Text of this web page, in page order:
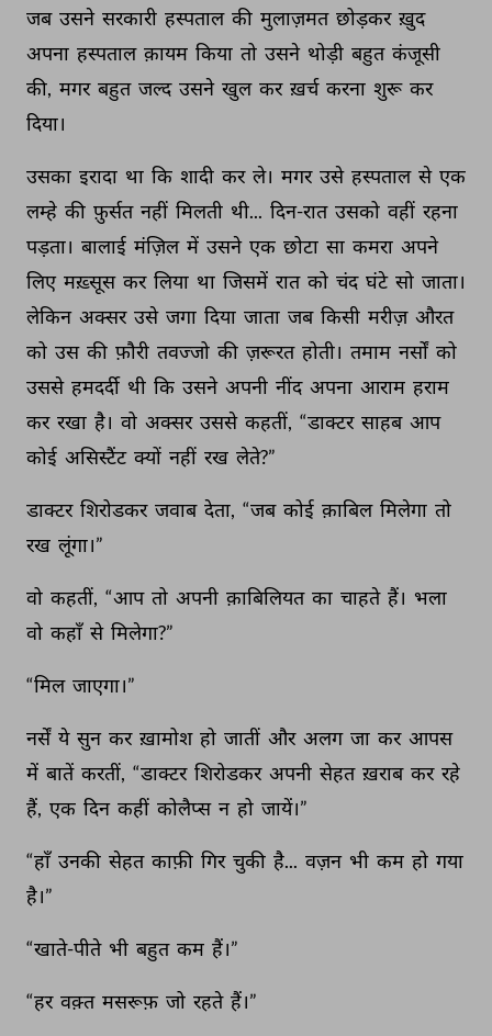
जब उसने सरकारी हस्पताल की मुलाज़मत छोड़कर ख़ुद
अपना हस्पताल क़ायम किया तो उसने थोड़ी बहुत कंजूसी
की, मगर बहुत जल्द उसने खुल कर ख़र्च करना शुरू कर
दिया।
उसका इरादा था कि शादी कर ले। मगर उसे हस्पताल से एक
लम्हे की फ़ुर्सत नहीं मिलती थी... दिन-रात उसको वहीं रहना
पड़ता। बालाई मंज़िल में उसने एक छोटा सा कमरा अपने
लिए मख़्सूस कर लिया था जिसमें रात को चंद घंटे सो जाता।
लेकिन अक्सर उसे जगा दिया जाता जब किसी मरीज़ औरत
को उस की फ़ौरी तवज्जो की ज़रूरत होती। तमाम नर्सों को
उससे हमदर्दी थी कि उसने अपनी नींद अपना आराम हराम
कर रखा है। वो अक्सर उससे कहतीं, “डाक्टर साहब आप
कोई असिस्टैंट क्यों नहीं रख लेते?”
डाक्टर शिरोडकर जवाब देता, “जब कोई क़ाबिल मिलेगा तो
रख लूंगा।”
वो कहतीं, “आप तो अपनी क़ाबिलियत का चाहते हैं। भला
वो कहाँ से मिलेगा?”
“मिल जाएगा।”
नर्सें ये सुन कर ख़ामोश हो जातीं और अलग जा कर आपस
में बातें करतीं, “डाक्टर शिरोडकर अपनी सेहत ख़राब कर रहे
हैं, एक दिन कहीं कोलैप्स न हो जायें।”
“हाँ उनकी सेहत काफ़ी गिर चुकी है... वज़न भी कम हो गया
है।”
“खाते-पीते भी बहुत कम हैं।”
“हर वक़्त मसरूफ़ जो रहते हैं।”